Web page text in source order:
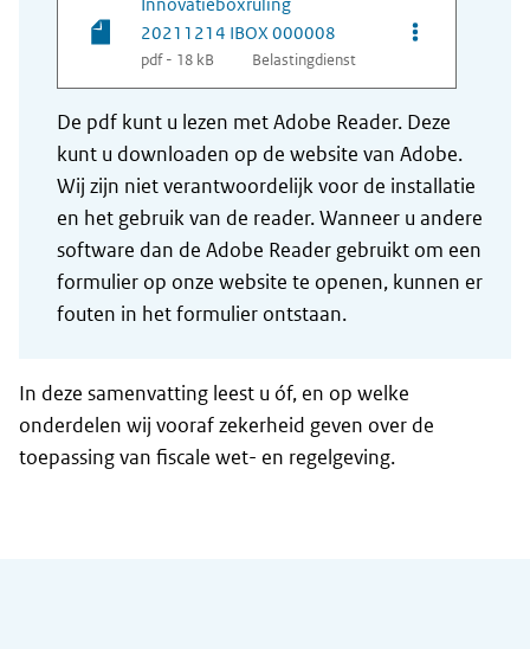
20211214 IBOX 000008
pdf - 18 kB Belastingdienst
Opties van
De pdf kunt u lezen met Adobe Reader. Deze
kunt u downloaden op de website van Adobe.
Wij zijn niet verantwoordelijk voor de installatie
en het gebruik van de reader. Wanneer u andere
software dan de Adobe Reader gebruikt om een
formulier op onze website te openen, kunnen er
fouten in het formulier ontstaan.
In deze samenvatting leest u óf, en op welke
onderdelen wij vooraf zekerheid geven over de
toepassing van fiscale wet- en regelgeving.